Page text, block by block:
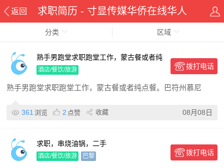
返回 求职简历 - 寸显传媒华侨在线华人
分类 区域
熟手男跑堂求职跑堂工作，蒙古餐或者纯
点餐。巴符州慕尼黑附近区域
酒店/餐饮/旅游 拨打电话
熟手男跑堂求职跑堂工作，蒙古餐或者纯点餐。巴符州慕尼
361 浏览 2 点赞 收藏 08月08日
求职，串烧油锅，二手
酒店/餐饮/旅游 巴黎 拨打电话